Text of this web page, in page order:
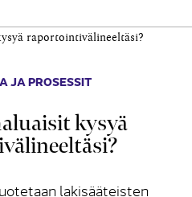
raportointi­välineeltäsi?
JA PROSESSIT
kysyä
lakisääteisten